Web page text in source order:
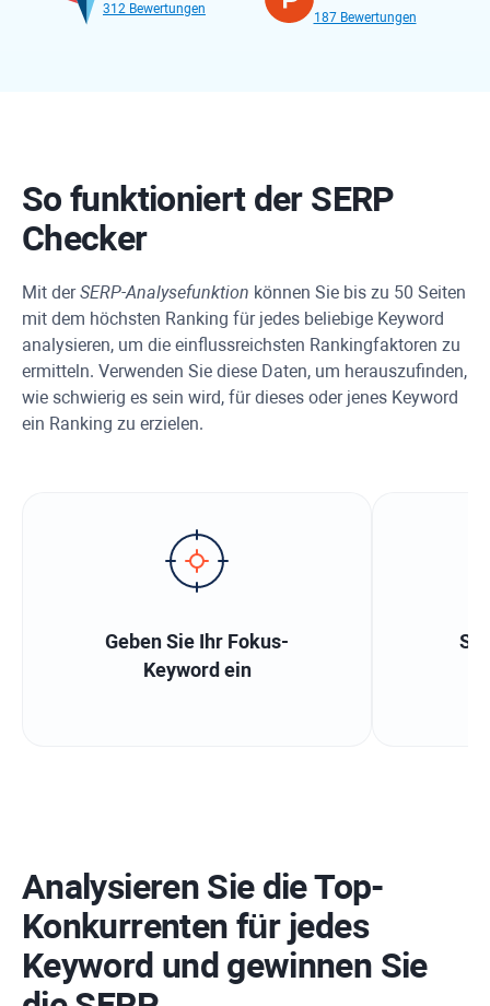
312 Bewertungen
187 Bewertungen
So funktioniert der SERP
Checker
Mit derSERP-Analysefunktion können Sie bis zu 50 Seiten
mit dem höchsten Ranking für jedes beliebige Keyword
analysieren, um die einflussreichsten Rankingfaktoren zu
ermitteln. Verwenden Sie diese Daten, um herauszufinden,
wie schwierig es sein wird, für dieses oder jenes Keyword
ein Ranking zu erzielen.
Geben Sie Ihr Fokus-
Keyword ein
Analysieren Sie die Top-
Konkurrenten für jedes
Keyword und gewinnen Sie